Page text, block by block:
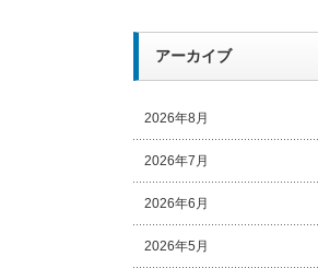
アーカイブ
2026年8月
2026年7月
2026年6月
2026年5月